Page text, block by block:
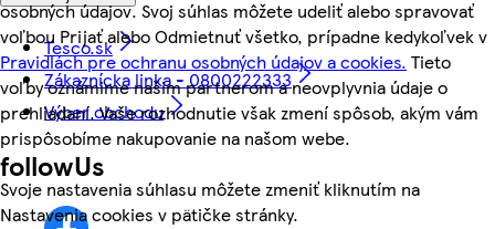
osobných údajov. Svoj súhlas môžete udeliť alebo spravovať
voľbou Prijať alebo Odmietnuť všetko, prípadne kedykoľvek v
Pravidlách pre ochranu osobných údajov a cookies. Tieto
voľby oznámime našim partnerom a neovplyvnia údaje o
prehliadaní. Vaše rozhodnutie však zmení spôsob, akým vám
prispôsobíme nakupovanie na našom webe.
Svoje nastavenia súhlasu môžete zmeniť kliknutím na
Nastavenia cookies v pätičke stránky.
Tesco.sk
Zákaznícka linka - 0800222333
Výber obchodu
followUs